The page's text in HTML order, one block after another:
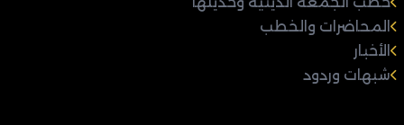
المحاضرات والخطب
الأخبار
شبهات وردود